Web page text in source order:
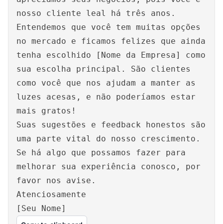
nosso cliente leal há três anos.
Entendemos que você tem muitas opções
no mercado e ficamos felizes que ainda
tenha escolhido [Nome da Empresa] como
sua escolha principal. São clientes
como você que nos ajudam a manter as
luzes acesas, e não poderíamos estar
mais gratos!
Suas sugestões e feedback honestos são
uma parte vital do nosso crescimento.
Se há algo que possamos fazer para
melhorar sua experiência conosco, por
favor nos avise.
Atenciosamente
[Seu Nome]